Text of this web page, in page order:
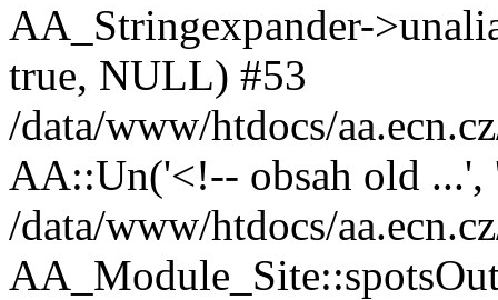
AA_Stringexpander-
true, NULL) #53
/data/www/htdocs/
AA::Un('<!-- obsah old
/data/www/htdocs/